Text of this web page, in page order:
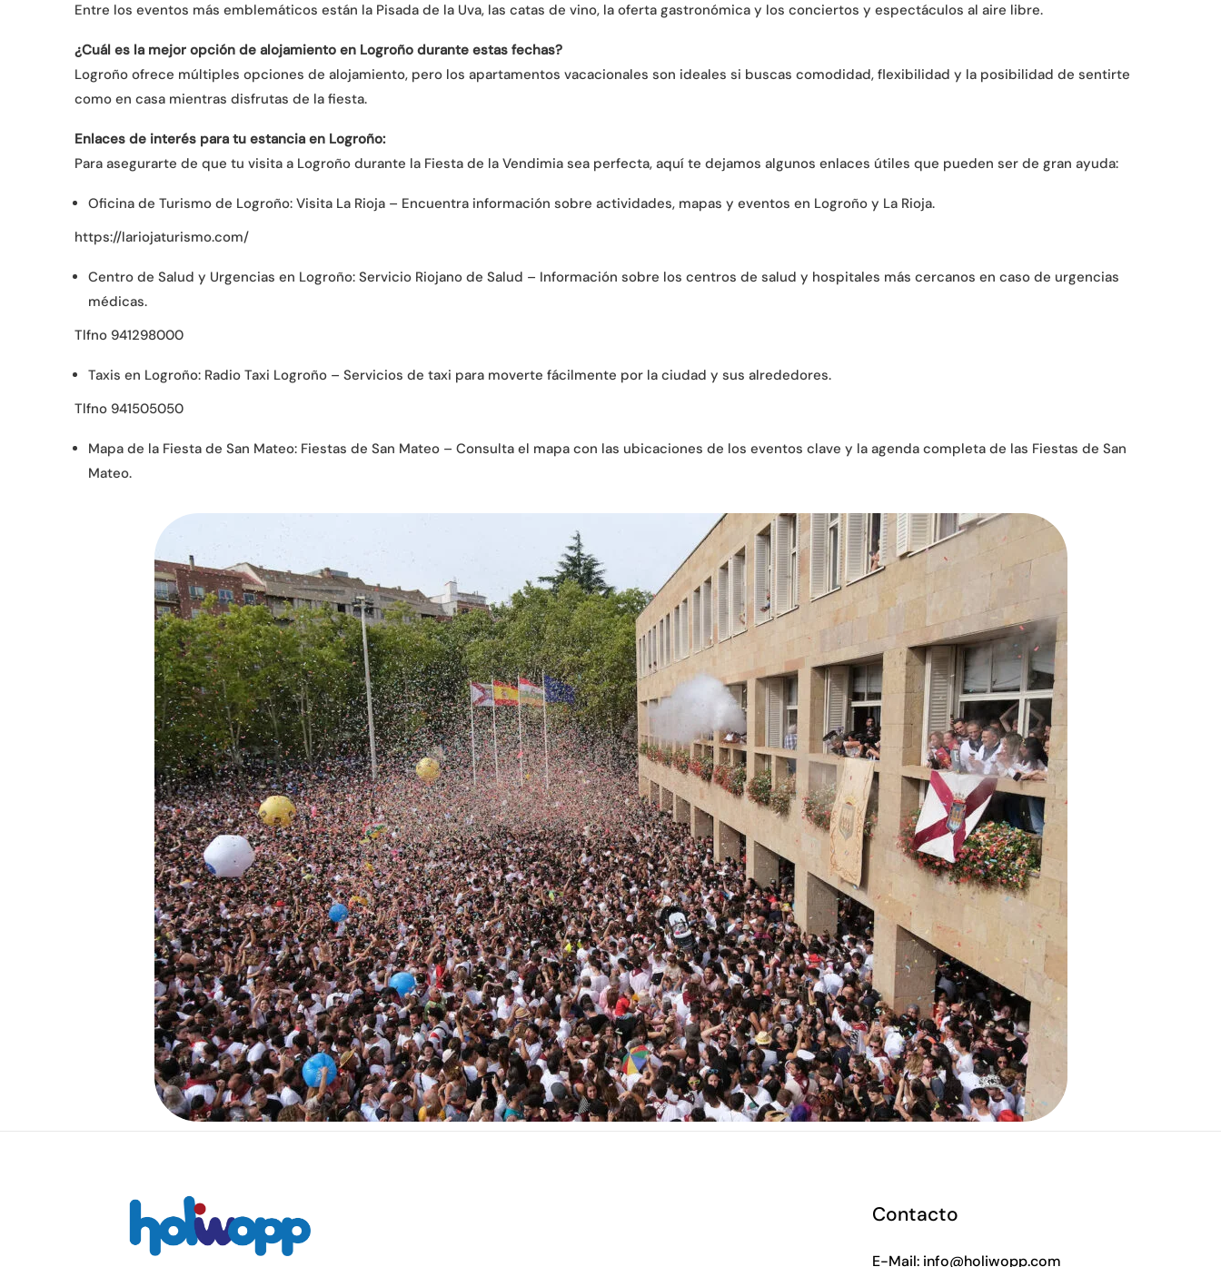
Entre los eventos más emblemáticos están la Pisada de la Uva, las catas de vino, la oferta gastronómica y los conciertos y espectáculos al aire libre.
¿Cuál es la mejor opción de alojamiento en Logroño durante estas fechas?
Logroño ofrece múltiples opciones de alojamiento, pero los apartamentos vacacionales son ideales si buscas comodidad, flexibilidad y la posibilidad de sentirte
como en casa mientras disfrutas de la fiesta.
Enlaces de interés para tu estancia en Logroño:
Para asegurarte de que tu visita a Logroño durante la Fiesta de la Vendimia sea perfecta, aquí te dejamos algunos enlaces útiles que pueden ser de gran ayuda:
Oficina de Turismo de Logroño: Visita La Rioja – Encuentra información sobre actividades, mapas y eventos en Logroño y La Rioja.
https://lariojaturismo.com/
Centro de Salud y Urgencias en Logroño: Servicio Riojano de Salud – Información sobre los centros de salud y hospitales más cercanos en caso de urgencias
médicas.
Tlfno 941298000
Taxis en Logroño: Radio Taxi Logroño – Servicios de taxi para moverte fácilmente por la ciudad y sus alrededores.
Tlfno 941505050
Mapa de la Fiesta de San Mateo: Fiestas de San Mateo – Consulta el mapa con las ubicaciones de los eventos clave y la agenda completa de las Fiestas de San
Mateo.
Contacto
E-Mail: info@holiwopp.com